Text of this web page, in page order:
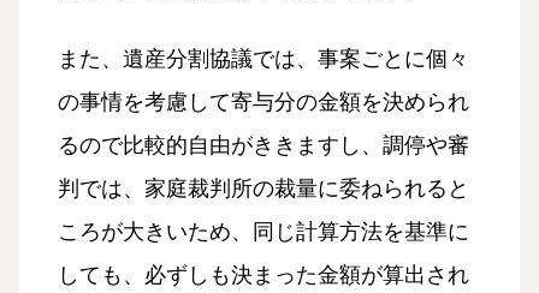
また、遺産分割協議では、事案ごとに個々
の事情を考慮して寄与分の金額を決められ
るので比較的自由がききますし、調停や審
判では、家庭裁判所の裁量に委ねられると
ころが大きいため、同じ計算方法を基準に
しても、必ずしも決まった金額が算出され